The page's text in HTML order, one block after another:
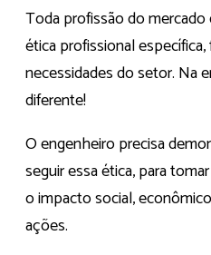
Toda profissão do
ética profissional
necessidades do setor. Na
diferente!
O engenheiro precisa
seguir essa ética, para
o impacto social,
ações.